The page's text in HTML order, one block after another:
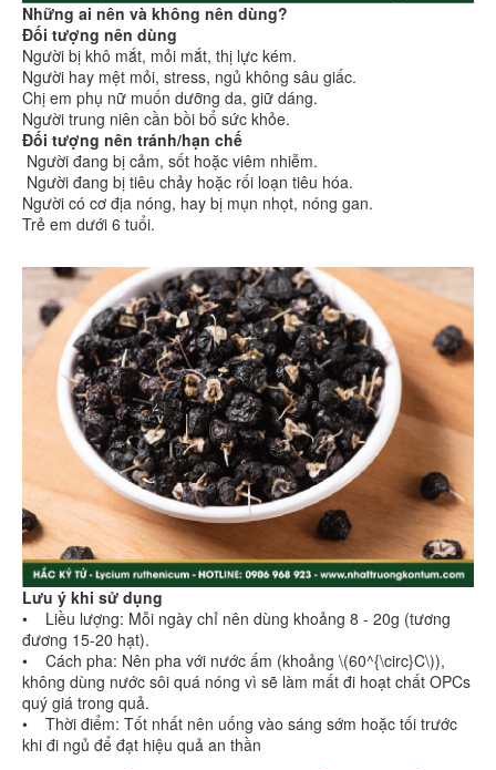
Những ai nên và không nên dùng?
Đối tượng nên dùng
Người bị khô mắt, mỏi mắt, thị lực kém.
Người hay mệt mỏi, stress, ngủ không sâu giấc.
Chị em phụ nữ muốn dưỡng da, giữ dáng.
Người trung niên cần bồi bổ sức khỏe.
Đối tượng nên tránh/hạn chế
Người đang bị cảm, sốt hoặc viêm nhiễm.
Người đang bị tiêu chảy hoặc rối loạn tiêu hóa.
Người có cơ địa nóng, hay bị mụn nhọt, nóng gan.
Trẻ em dưới 6 tuổi.
Lưu ý khi sử dụng
• Liều lượng: Mỗi ngày chỉ nên dùng khoảng 8 - 20g (tương
đương 15-20 hạt).
• Cách pha: Nên pha với nước ấm (khoảng \(60^{\circ}C\)),
không dùng nước sôi quá nóng vì sẽ làm mất đi hoạt chất OPCs
quý giá trong quả.
• Thời điểm: Tốt nhất nên uống vào sáng sớm hoặc tối trước
khi đi ngủ để đạt hiệu quả an thần